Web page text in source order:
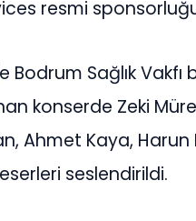
resmi
Bodrum Sağlık
konserde Zeki
Ahmet Kaya,
seslendirildi.